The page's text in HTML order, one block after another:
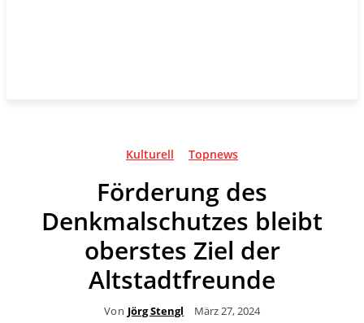
Kulturell Topnews
Förderung des
Denkmalschutzes bleibt
oberstes Ziel der
Altstadtfreunde
Von Jörg Stengl März 27, 2024